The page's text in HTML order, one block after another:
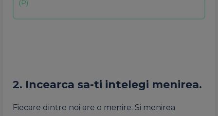
2. Incearca sa-ti intelegi menirea.
Fiecare dintre noi are o menire. Si menirea